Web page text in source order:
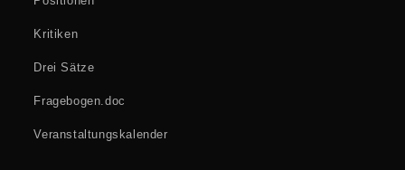
Kritiken
Drei Sätze
Fragebogen.doc
Veranstaltungskalender